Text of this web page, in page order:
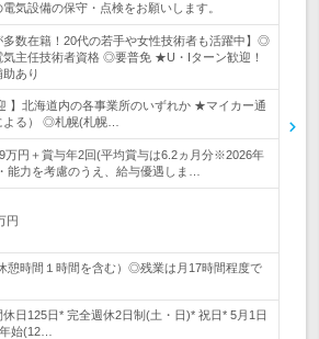
気設備の保守・点検をお願いします。
多数在籍！20代の若手や女性技術者も活躍中】◎
気主任技術者資格 ◎要普免 ★U・Iターン歓迎！
あり
】北海道内の各事業所のいずれか ★マイカー通
よる） ◎札幌(札幌…
万円＋賞与年2回(平均賞与は6.2ヵ月分※2026年
能力を考慮のうえ、給与優遇しま…
円
憩時間１時間を含む）◎残業は月17時間程度で
日125日* 完全週休2日制(土・日)* 祝日* 5月1日
始(12…